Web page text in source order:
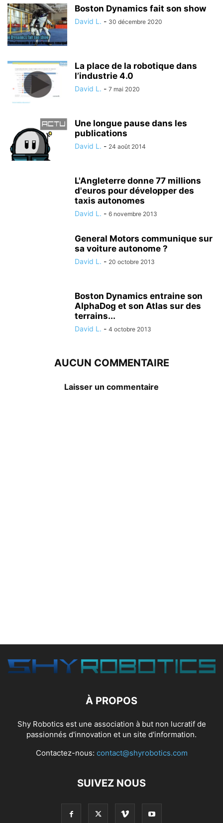
Boston Dynamics fait son show
David L. - 30 décembre 2020
La place de la robotique dans
l’industrie 4.0
David L. - 7 mai 2020
Une longue pause dans les
publications
David L. - 24 août 2014
L'Angleterre donne 77 millions
d'euros pour développer des
taxis autonomes
David L. - 6 novembre 2013
General Motors communique sur
sa voiture autonome ?
David L. - 20 octobre 2013
Boston Dynamics entraine son
AlphaDog et son Atlas sur des
terrains...
David L. - 4 octobre 2013
AUCUN COMMENTAIRE
Laisser un commentaire
À PROPOS
Shy Robotics est une association à but non lucratif de
passionnés d'innovation et un site d'information.
Contactez-nous: contact@shyrobotics.com
SUIVEZ NOUS